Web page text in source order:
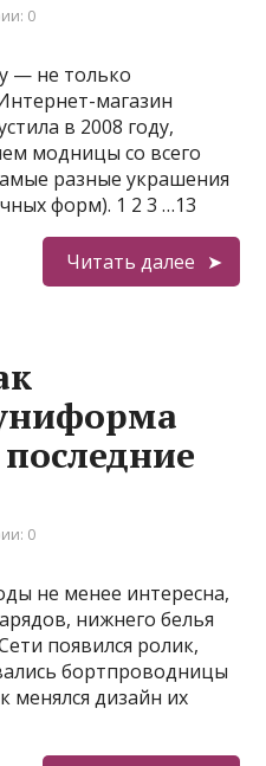
0
— не только
магазин
в 2008 году,
модницы со всего
разные украшения
форм). 1 2 3 …13
Читать далее
0
не менее интересна,
нижнего белья
появился ролик,
бортпроводницы
менялся дизайн их